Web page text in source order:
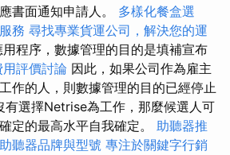
書面通知申請人。 多樣化餐盒選
務 尋找專業貨運公司，解決您的運
程序，數據管理的目的是填補宣布
評價討論 因此，如果公司作為雇主
作的人，則數據管理的目的已經停止
選擇Netrise為工作，那麼候選人可
定的最高水平自我確定。 助聽器推
聽器品牌與型號 專注於關鍵字行銷